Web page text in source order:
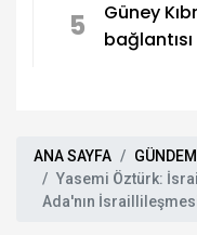
5
Güney
ANA SAYFA
GÜNDEM
Yasemi Öztürk:
Ada'nın